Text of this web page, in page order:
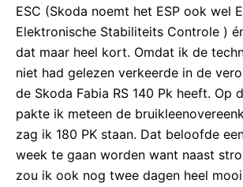
ESC (Skoda noemt het ESP ook wel
Elektronische Stabiliteits Controle )
dat maar heel kort. Omdat ik de
niet had gelezen verkeerde in de
de Skoda Fabia RS 140 Pk heeft. Op
pakte ik meteen de
zag ik 180 PK staan. Dat beloofde
week te gaan worden want naast
zou ik ook nog twee dagen heel